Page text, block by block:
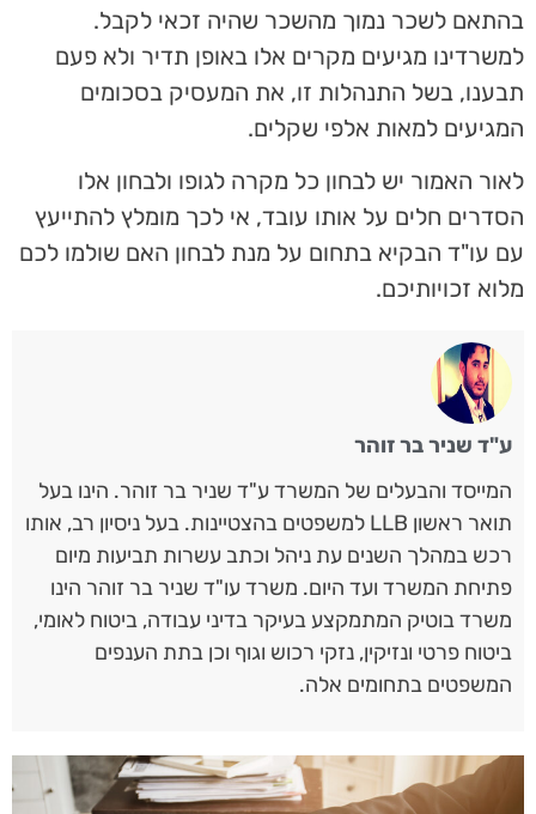
בהתאם לשכר נמוך מהשכר שהיה זכאי לקבל.
למשרדינו מגיעים מקרים אלו באופן תדיר ולא פעם
תבענו, בשל התנהלות זו, את המעסיק בסכומים
המגיעים למאות אלפי שקלים.
לאור האמור יש לבחון כל מקרה לגופו ולבחון אלו
הסדרים חלים על אותו עובד, אי לכך מומלץ להתייעץ
עם עו"ד הבקיא בתחום על מנת לבחון האם שולמו לכם
מלוא זכויותיכם.
ע"ד שניר בר זוהר
המייסד והבעלים של המשרד ע"ד שניר בר זוהר. הינו בעל
תואר ראשון LLB למשפטים בהצטיינות. בעל ניסיון רב, אותו
רכש במהלך השנים עת ניהל וכתב עשרות תביעות מיום
פתיחת המשרד ועד היום. משרד עו"ד שניר בר זוהר הינו
משרד בוטיק המתמקצע בעיקר בדיני עבודה, ביטוח לאומי,
ביטוח פרטי ונזיקין, נזקי רכוש וגוף וכן בתת הענפים
המשפטים בתחומים אלה.